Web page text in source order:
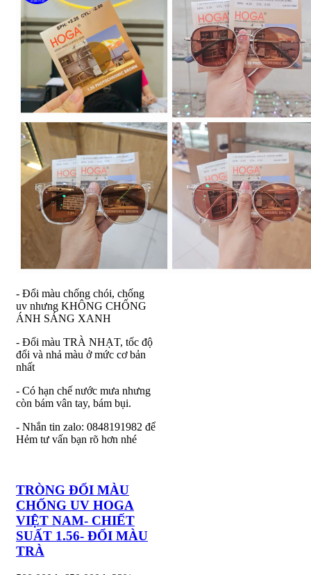
- Đổi màu chống chói, chống
uv nhưng KHÔNG CHỐNG
ÁNH SÁNG XANH
- Đổi màu TRÀ NHẠT, tốc độ
đổi và nhả màu ở mức cơ bản
nhất
- Có hạn chế nước mưa nhưng
còn bám vân tay, bám bụi.
- Nhắn tin zalo: 0848191982 để
Hẻm tư vấn bạn rõ hơn nhé
TRÒNG ĐỔI MÀU
CHỐNG UV HOGA
VIỆT NAM- CHIẾT
SUẤT 1.56- ĐỔI MÀU
TRÀ